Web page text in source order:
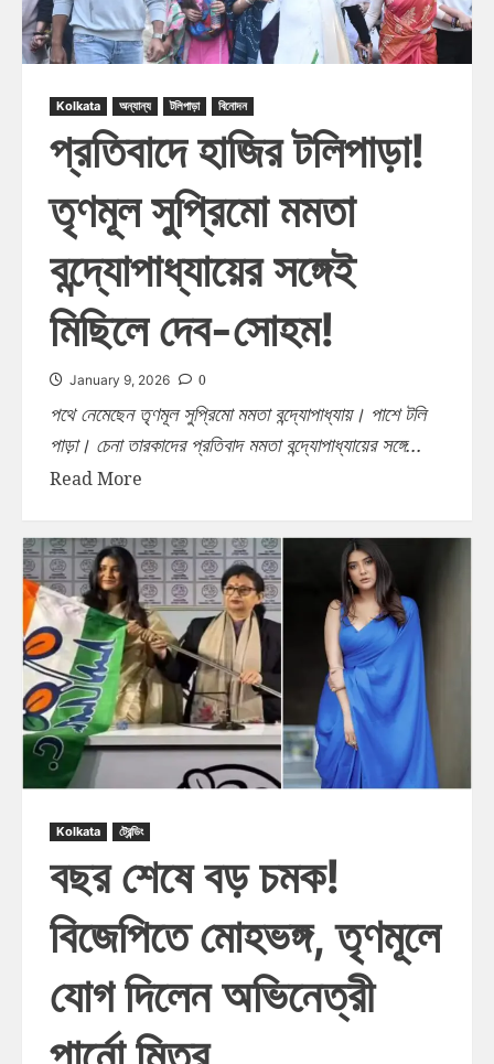
Kolkata অন্যান্য টলিপাড়া বিনোদন
প্রতিবাদে হাজির টলিপাড়া!
তৃণমূল সুপ্রিমো মমতা
বন্দ্যোপাধ্যায়ের সঙ্গেই
মিছিলে দেব-সোহম!
January 9, 2026 0
পথে নেমেছেন তৃণমূল সুপ্রিমো মমতা বন্দ্যোপাধ্যায়। পাশে টলি
পাড়া। চেনা তারকাদের প্রতিবাদ মমতা বন্দ্যোপাধ্যায়ের সঙ্গে...
Read More
Kolkata ট্রেন্ডিং
বছর শেষে বড় চমক!
বিজেপিতে মোহভঙ্গ, তৃণমূলে
যোগ দিলেন অভিনেত্রী